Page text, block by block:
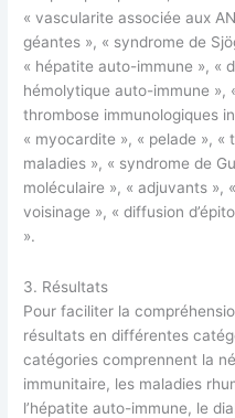
« vascularite associée aux
géantes », « syndrome de
« hépatite auto-immune », «
hémolytique auto-immune »,
thrombose immunologiques
« myocardite », « pelade »,
maladies », « syndrome de
moléculaire », « adjuvants »,
voisinage », « diffusion
».
3. Résultats
Pour faciliter la
résultats en différentes
catégories comprennent la
immunitaire, les maladies
l’hépatite auto-immune, le